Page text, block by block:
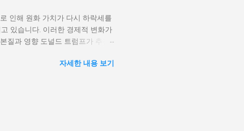
있으며, 이에 따라 성장의 기회를
하다. 올바른 대처 방법을 찾고
회적 환경 개인 성장은 여러 단계
적인 결과를 가져올 수 있다. 가정
인해 원화 가치가 다시 하락세를
있습니다. 이러한 경제적 변화가
질과 영향 도널드 트럼프가 추진
는 단기적으로는 미국 내 제조업
로 인해 운영비가 상승하게 되고,
자세한 내용 보기